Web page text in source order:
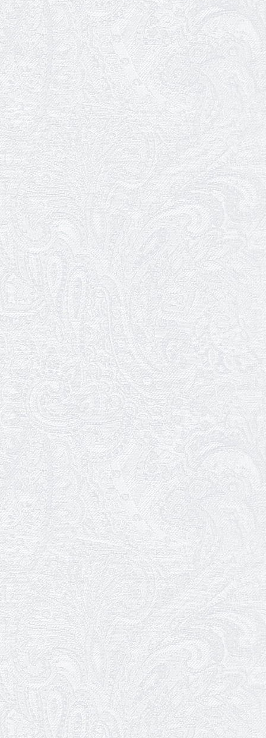
Вітаємо з прем'єрою у виставі «Два
кольори однієї долі» Катерину Мись!
26.04.2026
З першою прем'єрою 2026 року!
25.04.2026
Трудовий ювілей Ауріки Ахметової
24.04.2026
З прем'єрою вистави «Божевільна
родина»!
02.04.2026
Запрошуємо на прем'єру вистави
«Божевільна родина»
01.04.2026
Трудовий ювілей Олени Корольової
27.03.2026
З Всесвітнім днем театру!
26.03.2026
Божевільна родина — 24 та 26 квітня
25.03.2026
Нам — 79!
17.03.2026
Зелене світло твого дозвілля
11.03.2026
Результати конкурсу
10.03.2026
Ювілей Тетяни Хамітової
03.03.2026
Ювілей Сергія Богаченка
02.03.2026
Результати конкурсу
27.02.2026
Ювілей Олександра Жигуліна
19.02.2026
Про гастрольний захід SQUIRT. The
Las Vegas Show
11.02.2026
Конкурс на заміщення посади
«завідувач художньо-постановочної
частини»
09.02.2026